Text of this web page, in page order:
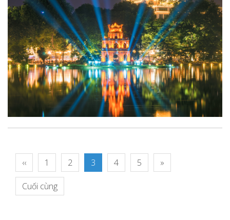
‹‹ 1 2 3 4 5 »
Cuối cùng